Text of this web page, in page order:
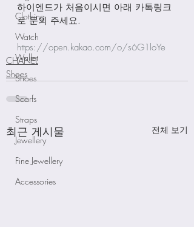
Clothing
Watch
Wallet
Shoes
Scarfs
Straps
Jewellery
Fine Jewellery
Accessories
하이엔드가 처음이시면 아래 카톡링크
로 문의 주세요.
https://open.kakao.com/o/s6G1loYe
CHANEL
Shoes
최근 게시물 전체 보기